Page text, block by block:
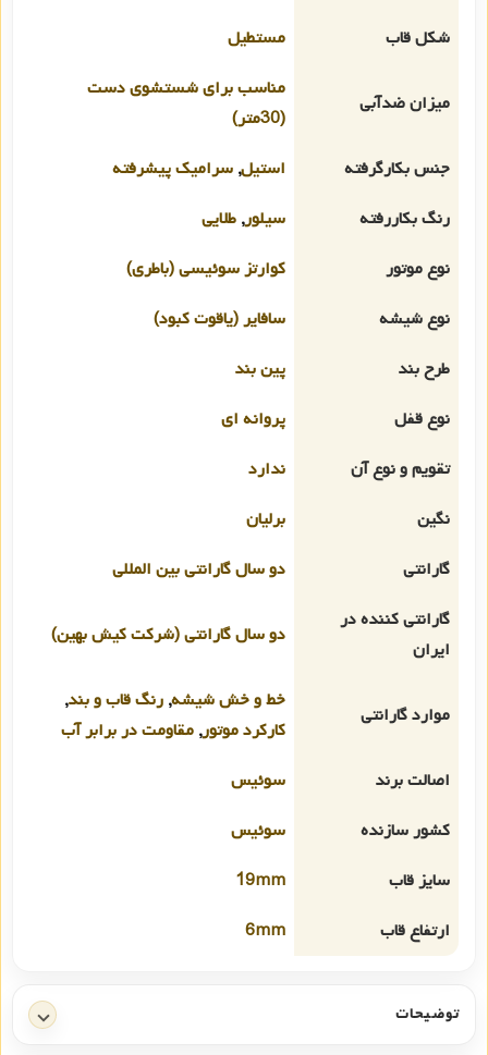
شکل قاب
مستطیل
میزان ضدآبی
مناسب برای شستشوی دست
(30متر)
جنس بکارگرفته
استیل, سرامیک پیشرفته
رنگ بکاررفته
سیلور, طلایی
نوع موتور
کوارتز سوئیسی (باطری)
نوع شیشه
سافایر (یاقوت کبود)
طرح بند
پین بند
نوع قفل
پروانه ای
تقویم و نوع آن
ندارد
نگین
برلیان
گارانتی
دو سال گارانتی بین المللی
گارانتی کننده در
ایران
دو سال گارانتی (شرکت کیش بهین)
موارد گارانتی
خط و خش شیشه, رنگ قاب و بند,
کارکرد موتور, مقاومت در برابر آب
اصالت برند
سوئیس
کشور سازنده
سوئیس
سایز قاب
19mm
ارتفاع قاب
6mm
توضیحات